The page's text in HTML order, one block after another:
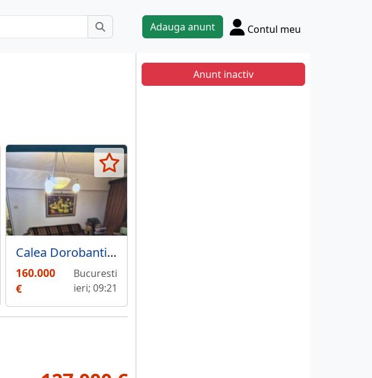
Adauga anunt Contul meu
Calea Dorobantilor-vis a vis ASE
160.000
€
Bucuresti
ieri; 09:21
Anunt inactiv